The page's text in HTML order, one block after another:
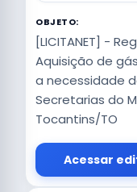
OBJETO:
[LICITANET] -
Aquisição de
a necessidade
Secretarias do
Tocantins/TO
Acessar